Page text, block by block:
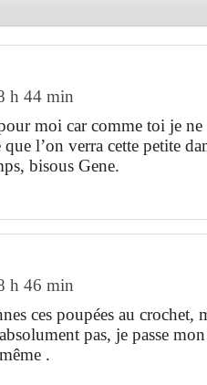
h 44 min
moi car comme toi je ne
que l’on verra cette petite
bisous Gene.
h 46 min
ces poupées au crochet,
pas, je passe
.